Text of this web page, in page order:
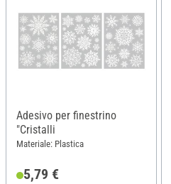
Adesivo per finestrino
"Cristalli
Materiale: Plastica
5,79 €